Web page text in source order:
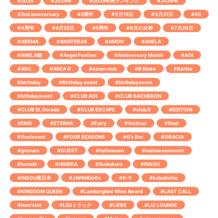
#2nd anniversary #2周年 #3月15日 #3月21日 #45
#4周年 #4月22日 #5周年 #6月の女神 #7月29日
#ABEMA #AMATERAS #AMON #ANELA
#ANELA朝 #Angel Feather #Anniversary Month #AOI
#ARC #AREA G #azian club #B Make #Barbie
#birthday #Birthday event #birthdayevent
#bithdayevent #CLUB AOI #CLUB BACHERON
#CLUB EL Dorado #CLUB ESCAPE #club R #EDITION
#EMO #ETERNA #Fairy #festival #final
#finalevent #FOUR SEASONS #G’s Bar #GRACIA
#gravure #GUEST #halloween #halloweenevent
#hanabi #HIMEKA #ikebukuro #INSOU
#INSOU東日本 #JAPANDoGs #K-Ⅱ #kabukicho
#KINGDOM QUEEN #Lamborghini Wine Award #LAST CALL
#leae'clat #LEDトラック #LIEBE #LIZ LOUNGE